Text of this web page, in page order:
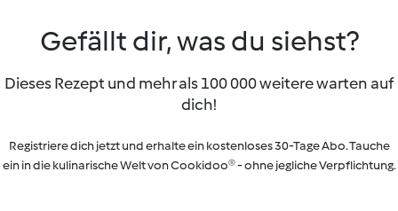
Gefällt dir, was du siehst?
Dieses Rezept und mehr als 100 000 weitere warten auf
dich!
Registriere dich jetzt und erhalte ein kostenloses 30-Tage Abo. Tauche
ein in die kulinarische Welt von Cookidoo® - ohne jegliche Verpflichtung.